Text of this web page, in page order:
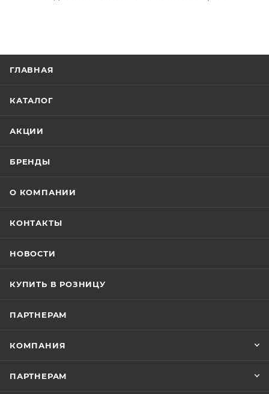
ГЛАВНАЯ
КАТАЛОГ
АКЦИИ
БРЕНДЫ
О КОМПАНИИ
КОНТАКТЫ
НОВОСТИ
КУПИТЬ В РОЗНИЦУ
ПАРТНЕРАМ
КОМПАНИЯ
ПАРТНЕРАМ